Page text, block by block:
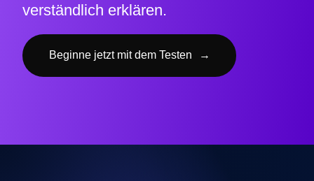
verständlich erklären.
Beginne jetzt mit dem Testen →